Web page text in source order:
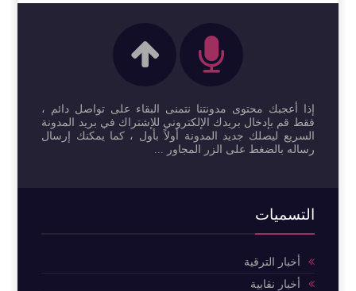
إذا أعجبك محتوى مدونتنا نتمنى البقاء على تواصل دائم ،
فقط قم بإدخال بريدك الإلكتروني للإشتراك في بريد المدونة
السريع ليصلك جديد المدونة أولاً بأول ، كما يمكنك إرسال
رساله بالضغط على الزر المجاور ...
التسميات
أخبار الترقية
أخبار نقابية